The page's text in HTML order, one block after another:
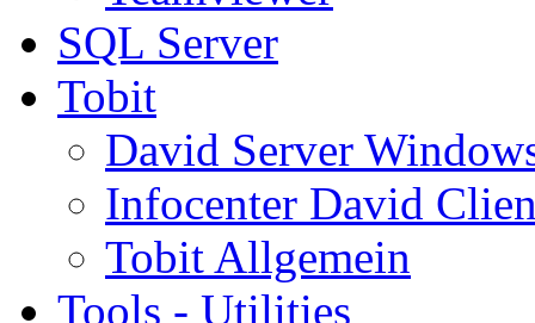
SQL Server
Tobit
David Server
Infocenter David
Tobit Allgemein
Tools - Utilities